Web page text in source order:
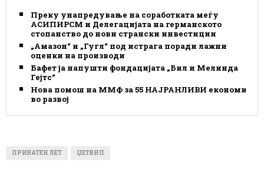
Преку унапредување на соработката меѓу
АСИПИРСМ и Делегацијата на германското
стопанство до нови странски инвестиции
„Амазон“ и „Гугл“ под истрага поради лажни
оценки на производи
Бафет ја напушти фондацијата „Бил и Мелинда
Гејтс“
Нова помош на ММФ за 55 НАЈРАНЛИВИ економии
во развој
ПРИВАТЕН ЛЕТ ЏЕТВИП